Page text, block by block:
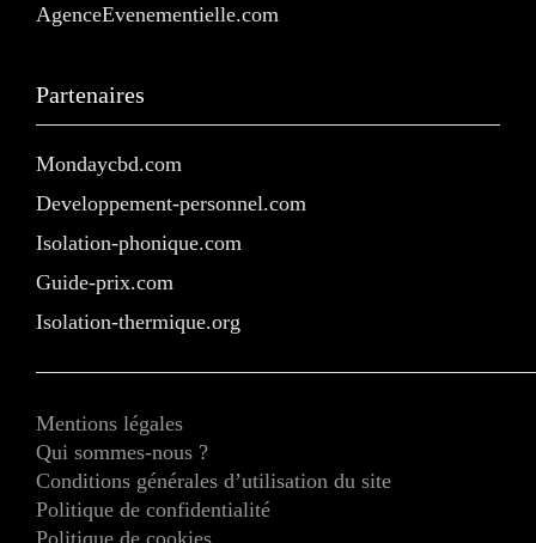
AgenceEvenementielle.com
Partenaires
Mondaycbd.com
Developpement-personnel.com
Isolation-phonique.com
Guide-prix.com
Isolation-thermique.org
Mentions légales
Qui sommes-nous ?
Conditions générales d’utilisation du site
Politique de confidentialité
Politique de cookies